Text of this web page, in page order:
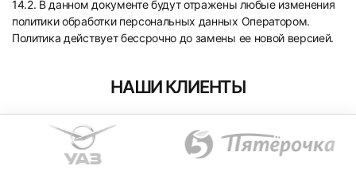
14.2. В данном документе будут отражены любые изменения
политики обработки персональных данных Оператором.
Политика действует бессрочно до замены ее новой версией.
НАШИ КЛИЕНТЫ